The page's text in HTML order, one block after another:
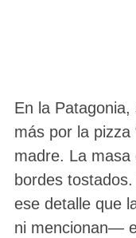
En la
más por la pizza
madre. La
bordes
ese detalle que
ni mencionan—